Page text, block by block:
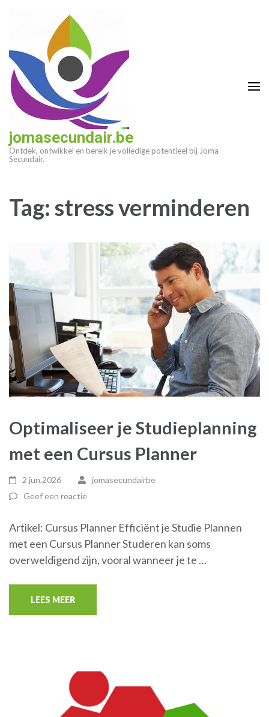
(druk
enter)
jomasecundair.be
Ontdek, ontwikkel en bereik je volledige potentieel bij Joma
Secundair.
Tag:stress verminderen
Optimaliseer je Studieplanning
met een Cursus Planner
2 jun,2026
jomasecundairbe
Geef een reactie
Artikel: Cursus Planner Efficiënt je Studie Plannen
met een Cursus Planner Studeren kan soms
overweldigend zijn, vooral wanneer je te …
LEES MEER